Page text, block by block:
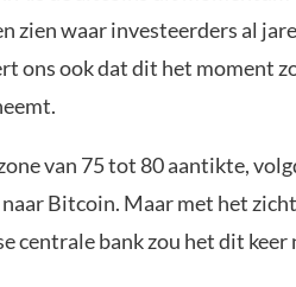
zien waar investeerders al
ons ook dat dit het moment
van 75 tot 80 aantikte,
Bitcoin. Maar met het
centrale bank zou het dit